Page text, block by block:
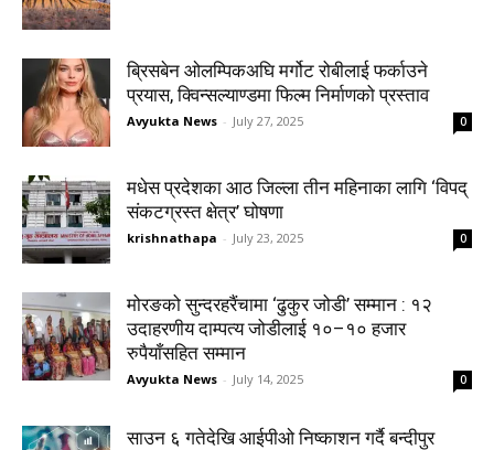
ब्रिसबेन ओलम्पिकअघि मर्गोट रोबीलाई फर्काउने
प्रयास, क्विन्सल्याण्डमा फिल्म निर्माणको प्रस्ताव
Avyukta News - July 27, 2025 0
मधेस प्रदेशका आठ जिल्ला तीन महिनाका लागि ‘विपद्
संकटग्रस्त क्षेत्र’ घोषणा
krishnathapa - July 23, 2025 0
मोरङको सुन्दरहरैंचामा ‘ढुकुर जोडी’ सम्मान : १२
उदाहरणीय दाम्पत्य जोडीलाई १०–१० हजार
रुपैयाँसहित सम्मान
Avyukta News - July 14, 2025 0
साउन ६ गतेदेखि आईपीओ निष्काशन गर्दै बन्दीपुर